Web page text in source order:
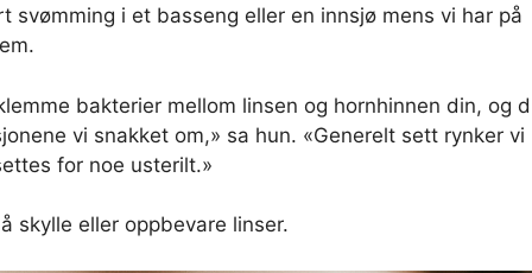
i et basseng eller en innsjø mens vi har på
bakterier mellom linsen og hornhinnen din, og
vi snakket om,» sa hun. «Generelt sett rynker vi
for noe usterilt.»
skylle eller oppbevare linser.